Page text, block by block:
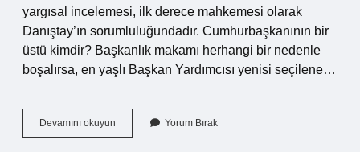
yargısal incelemesi, ilk derece mahkemesi olarak
Danıştay’ın sorumluluğundadır. Cumhurbaşkanının bir
üstü kimdir? Başkanlık makamı herhangi bir nedenle
boşalırsa, en yaşlı Başkan Yardımcısı yenisi seçilene…
Devamını okuyun Cumhurbaşkanı
Kim
Yorum Bırak